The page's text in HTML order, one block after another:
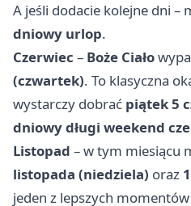
A jeśli dodacie kolejne dni –
dniowy urlop.
Czerwiec – Boże Ciało
(czwartek). To klasyczna
wystarczy dobrać piątek 5
dniowy długi weekend
Listopad – w tym miesiącu
listopada (niedziela) oraz
jeden z lepszych